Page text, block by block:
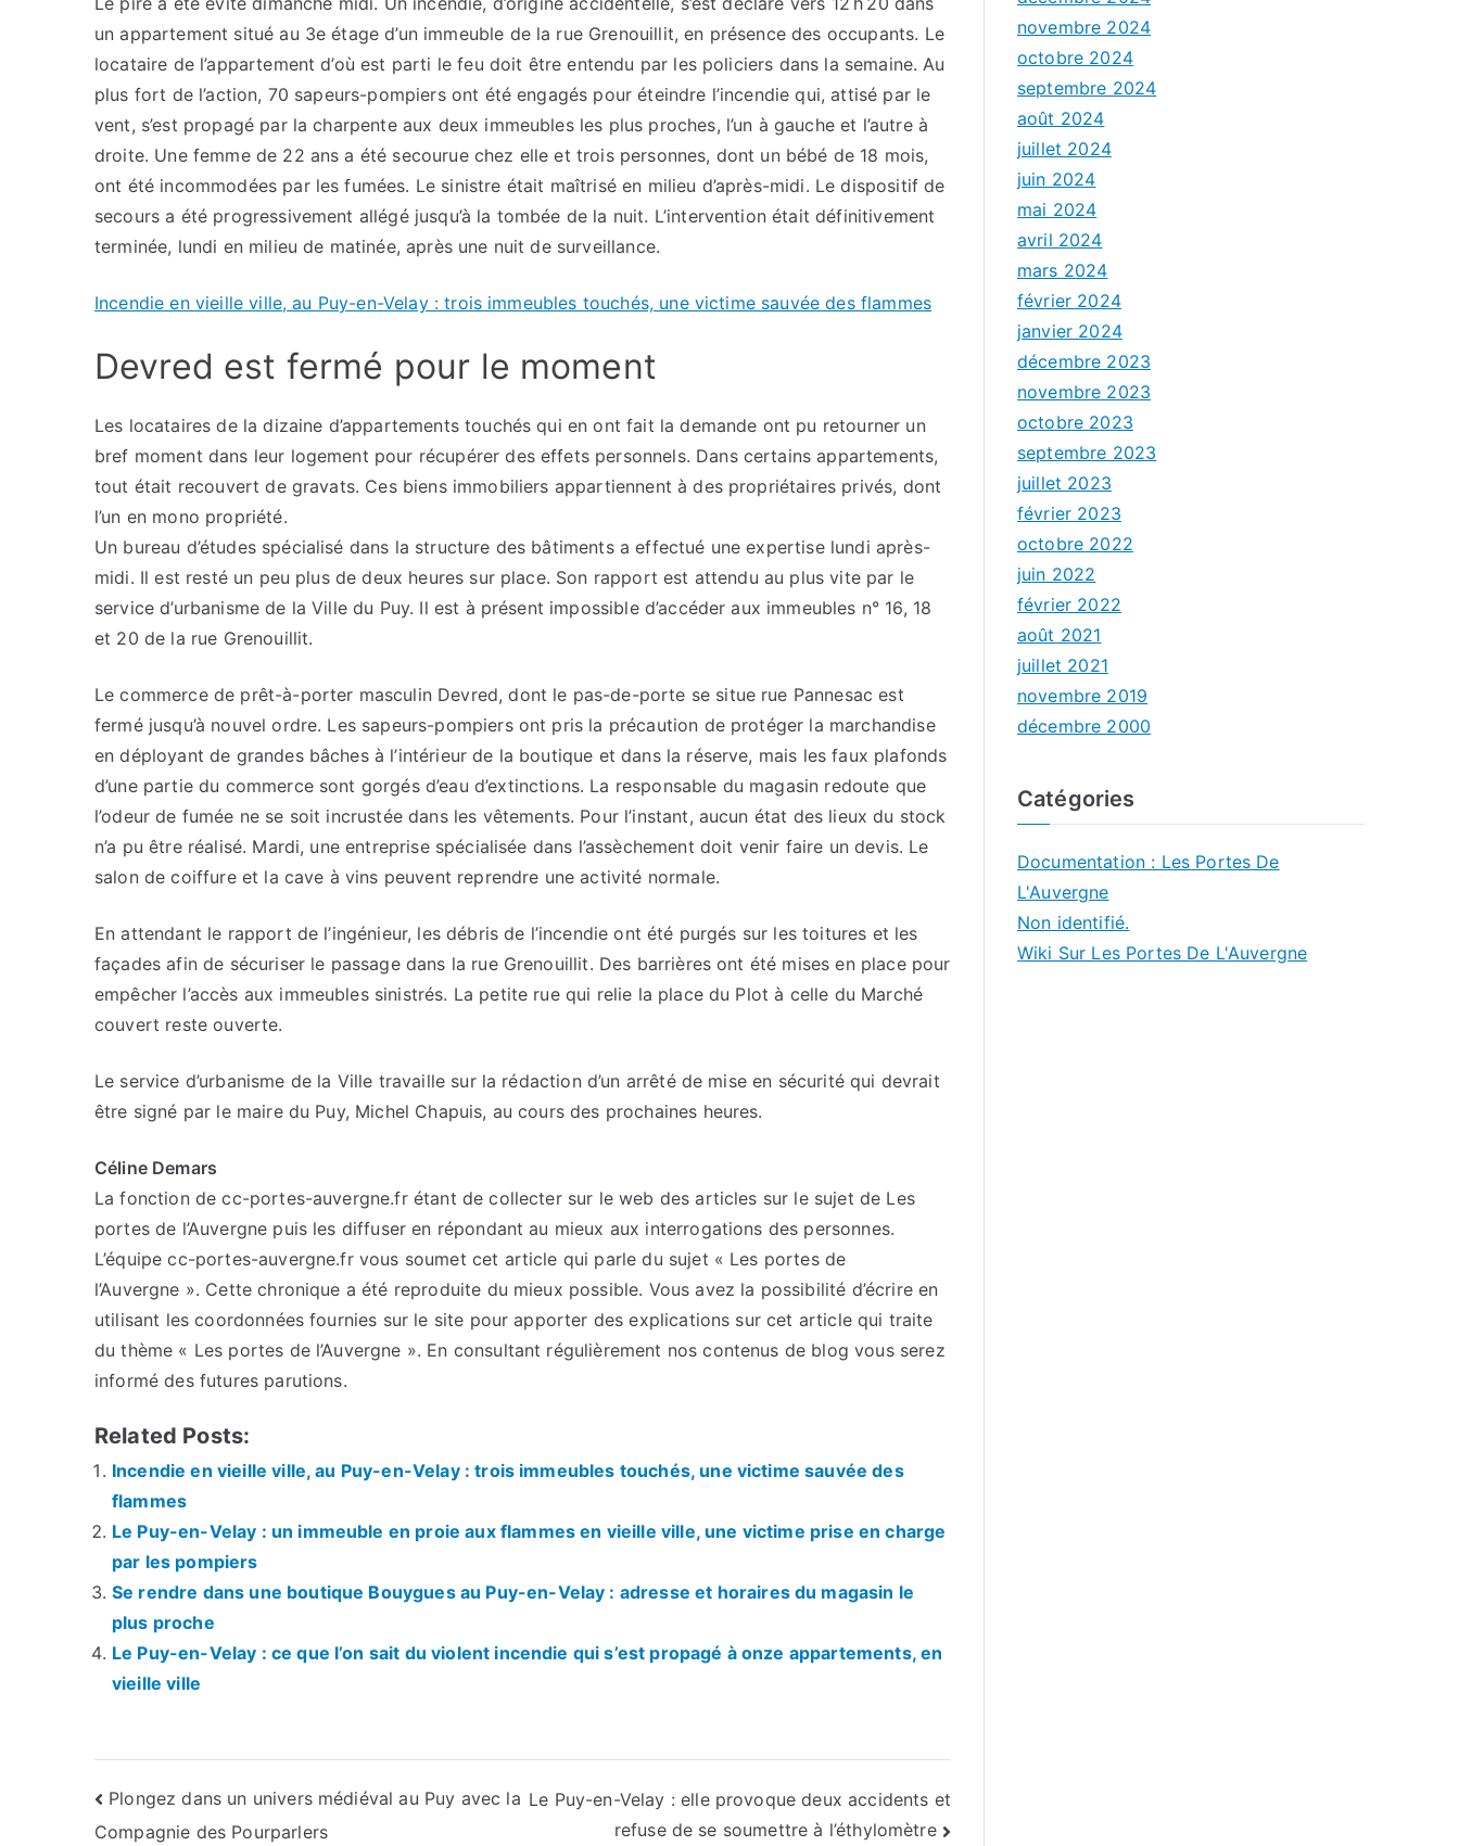
un appartement situé au 3e étage d’un immeuble de la rue Grenouillit, en présence des occupants. Le
locataire de l’appartement d’où est parti le feu doit être entendu par les policiers dans la semaine. Au
plus fort de l’action, 70 sapeurs-pompiers ont été engagés pour éteindre l’incendie qui, attisé par le
vent, s’est propagé par la charpente aux deux immeubles les plus proches, l’un à gauche et l’autre à
droite. Une femme de 22 ans a été secourue chez elle et trois personnes, dont un bébé de 18 mois,
ont été incommodées par les fumées. Le sinistre était maîtrisé en milieu d’après-midi. Le dispositif de
secours a été progressivement allégé jusqu’à la tombée de la nuit. L’intervention était définitivement
terminée, lundi en milieu de matinée, après une nuit de surveillance.
Incendie en vieille ville, au Puy-en-Velay : trois immeubles touchés, une victime sauvée des flammes
Devred est fermé pour le moment
Les locataires de la dizaine d’appartements touchés qui en ont fait la demande ont pu retourner un
bref moment dans leur logement pour récupérer des effets personnels. Dans certains appartements,
tout était recouvert de gravats. Ces biens immobiliers appartiennent à des propriétaires privés, dont
l’un en mono propriété.
Un bureau d’études spécialisé dans la structure des bâtiments a effectué une expertise lundi après-
midi. Il est resté un peu plus de deux heures sur place. Son rapport est attendu au plus vite par le
service d’urbanisme de la Ville du Puy. Il est à présent impossible d’accéder aux immeubles n° 16, 18
et 20 de la rue Grenouillit.
Le commerce de prêt-à-porter masculin Devred, dont le pas-de-porte se situe rue Pannesac est
fermé jusqu’à nouvel ordre. Les sapeurs-pompiers ont pris la précaution de protéger la marchandise
en déployant de grandes bâches à l’intérieur de la boutique et dans la réserve, mais les faux plafonds
d’une partie du commerce sont gorgés d’eau d’extinctions. La responsable du magasin redoute que
l’odeur de fumée ne se soit incrustée dans les vêtements. Pour l’instant, aucun état des lieux du stock
n’a pu être réalisé. Mardi, une entreprise spécialisée dans l’assèchement doit venir faire un devis. Le
salon de coiffure et la cave à vins peuvent reprendre une activité normale.
En attendant le rapport de l’ingénieur, les débris de l’incendie ont été purgés sur les toitures et les
façades afin de sécuriser le passage dans la rue Grenouillit. Des barrières ont été mises en place pour
empêcher l’accès aux immeubles sinistrés. La petite rue qui relie la place du Plot à celle du Marché
couvert reste ouverte.
Le service d’urbanisme de la Ville travaille sur la rédaction d’un arrêté de mise en sécurité qui devrait
être signé par le maire du Puy, Michel Chapuis, au cours des prochaines heures.
Céline Demars
La fonction de cc-portes-auvergne.fr étant de collecter sur le web des articles sur le sujet de Les
portes de l’Auvergne puis les diffuser en répondant au mieux aux interrogations des personnes.
L’équipe cc-portes-auvergne.fr vous soumet cet article qui parle du sujet « Les portes de
l’Auvergne ». Cette chronique a été reproduite du mieux possible. Vous avez la possibilité d’écrire en
utilisant les coordonnées fournies sur le site pour apporter des explications sur cet article qui traite
du thème « Les portes de l’Auvergne ». En consultant régulièrement nos contenus de blog vous serez
informé des futures parutions.
Related Posts:
Incendie en vieille ville, au Puy-en-Velay : trois immeubles touchés, une victime sauvée des
flammes
Le Puy-en-Velay : un immeuble en proie aux flammes en vieille ville, une victime prise en charge
par les pompiers
Se rendre dans une boutique Bouygues au Puy-en-Velay : adresse et horaires du magasin le
plus proche
Le Puy-en-Velay : ce que l’on sait du violent incendie qui s’est propagé à onze appartements, en
vieille ville
Navigation
Plongez dans un univers médiéval au Puy avec la
Compagnie des Pourparlers
Le Puy-en-Velay : elle provoque deux accidents et
refuse de se soumettre à l’éthylomètre
novembre 2024
octobre 2024
septembre 2024
août 2024
juillet 2024
juin 2024
mai 2024
avril 2024
mars 2024
février 2024
janvier 2024
décembre 2023
novembre 2023
octobre 2023
septembre 2023
juillet 2023
février 2023
octobre 2022
juin 2022
février 2022
août 2021
juillet 2021
novembre 2019
décembre 2000
Catégories
Documentation : Les Portes De
L'Auvergne
Non identifié.
Wiki Sur Les Portes De L'Auvergne